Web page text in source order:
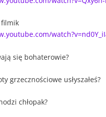
filmik
się bohaterowie?
grzecznościowe usłyszałeś?
chłopak?